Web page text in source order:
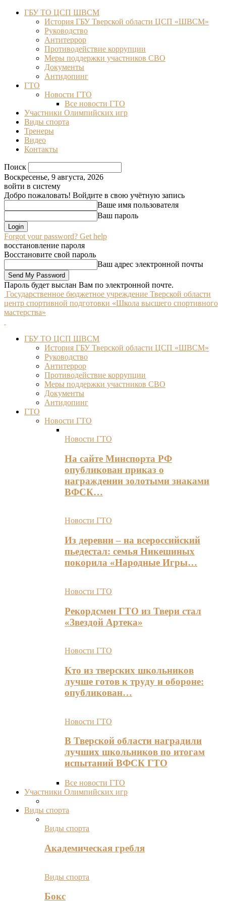
ГБУ ТО ЦСП ШВСМ
История ГБУ Тверской области ЦСП «ШВСМ»
Руководство
Антитеррор
Противодействие коррупции
Меры поддержки участников СВО
Документы
Антидопинг
ГТО
Новости ГТО
Все новости ГТО
Участники Олимпийских игр
Виды спорта
Тренеры
Видео
Контакты
Поиск
Воскресенье, 9 августа, 2026
войти в систему
Добро пожаловать! Войдите в свою учётную запись
Ваше имя пользователя
Ваш пароль
Forgot your password? Get help
восстановление пароля
Восстановите свой пароль
Ваш адрес электронной почты
Пароль будет выслан Вам по электронной почте.
Государственное бюджетное учреждение Тверской области
центр спортивной подготовки «Школа высшего спортивного
мастерства»
ГБУ ТО ЦСП ШВСМ
История ГБУ Тверской области ЦСП «ШВСМ»
Руководство
Антитеррор
Противодействие коррупции
Меры поддержки участников СВО
Документы
Антидопинг
ГТО
Новости ГТО
Новости ГТО
На сайте Минспорта РФ
опубликован приказ о
награждении золотыми знаками
ВФСК…
Новости ГТО
Из деревни – на всероссийский
пьедестал: семья Никешиных
покорила «Народные Игры…
Новости ГТО
Рекордсмен ГТО из Твери стал
«Звездой Артека»
Новости ГТО
Кто из тверских школьников
лучше готов к труду и обороне:
опубликован…
Новости ГТО
В Тверской области наградили
лучших школьников по итогам
испытаний ВФСК ГТО
Все новости ГТО
Участники Олимпийских игр
Виды спорта
Виды спорта
Академическая гребля
Виды спорта
Бокс